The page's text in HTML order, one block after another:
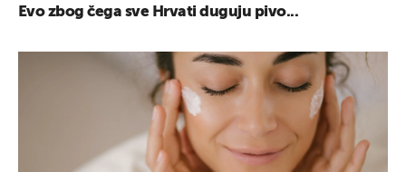
Evo zbog čega sve Hrvati duguju pivo...